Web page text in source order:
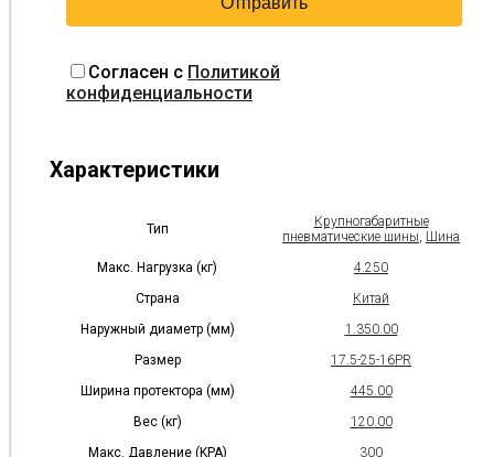
Согласен с Политикой
конфиденциальности
Характеристики
Тип
Крупногабаритные
пневматические шины, Шина
Макс. Нагрузка (кг)
4.250
Страна
Китай
Наружный диаметр (мм)
1.350.00
Размер
17.5-25-16PR
Ширина протектора (мм)
445.00
Вес (кг)
120.00
Макс. Давление (KPA)
300